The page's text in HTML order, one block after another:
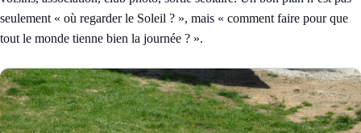
seulement « où regarder le Soleil ? », mais « comment faire pour que
tout le monde tienne bien la journée ? ».